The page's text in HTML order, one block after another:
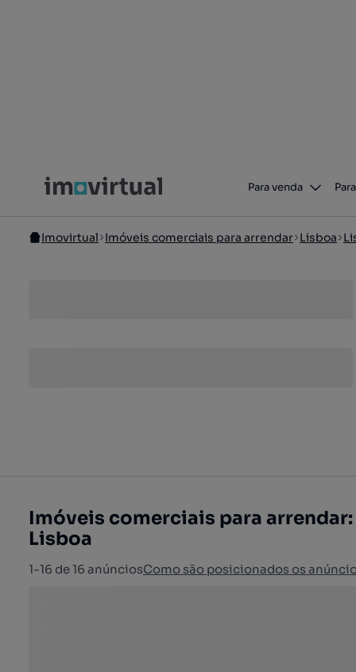
Para venda
Imovirtual Imóveis comerciais para arrendar Lisboa
Imóveis comerciais para
Lisboa
1-16 de 16 anúnciosComo são posicionados os